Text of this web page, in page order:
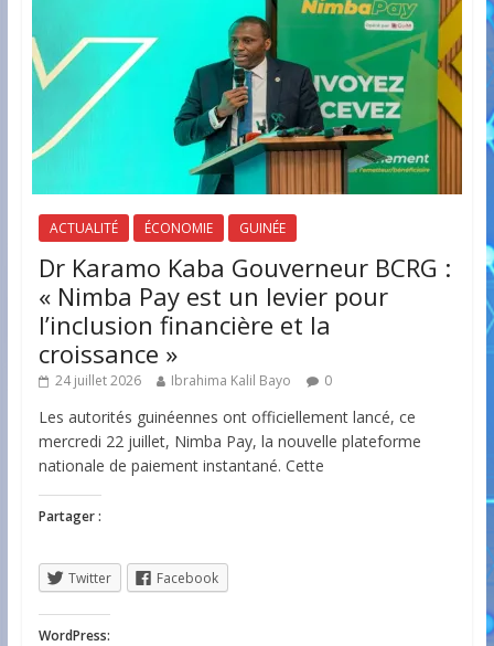
ACTUALITÉ ÉCONOMIE GUINÉE
Dr Karamo Kaba Gouverneur BCRG :
« Nimba Pay est un levier pour
l’inclusion financière et la
croissance »
24 juillet 2026 Ibrahima Kalil Bayo 0
Les autorités guinéennes ont officiellement lancé, ce
mercredi 22 juillet, Nimba Pay, la nouvelle plateforme
nationale de paiement instantané. Cette
Partager :
Twitter Facebook
WordPress: